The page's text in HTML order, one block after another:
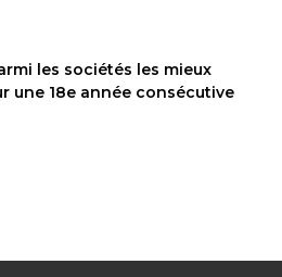
les sociétés les mieux
une 18e année consécutive